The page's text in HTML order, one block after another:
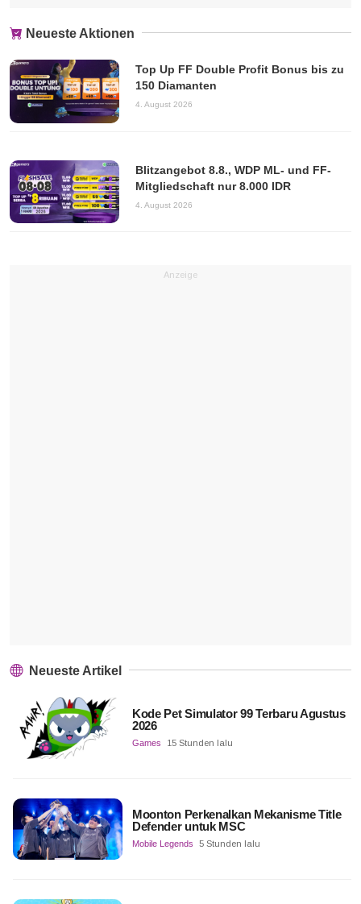
Neueste Aktionen
Top Up FF Double Profit Bonus bis zu
150 Diamanten
4. August 2026
Blitzangebot 8.8., WDP ML- und FF-
Mitgliedschaft nur 8.000 IDR
4. August 2026
Anzeige
Neueste Artikel
Kode Pet Simulator 99 Terbaru Agustus
2026
Games 15 Stunden lalu
Moonton Perkenalkan Mekanisme Title
Defender untuk MSC
Mobile Legends 5 Stunden lalu